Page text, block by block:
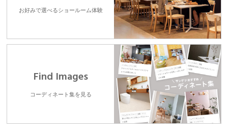
お好みで選べるショールーム体験
Find Images
コーディネート集を見る